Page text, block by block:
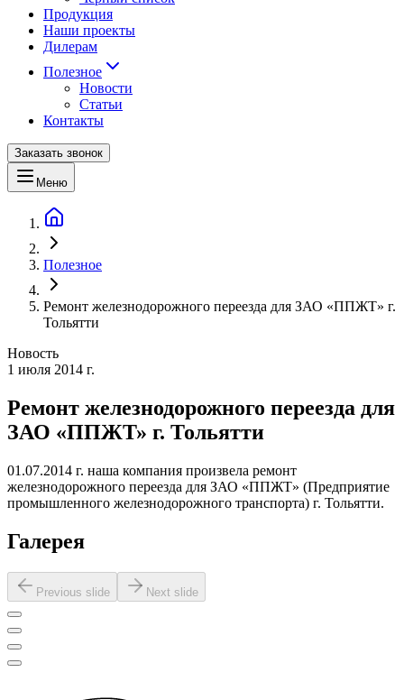
Продукция
Наши проекты
Дилерам
Полезное
Новости
Статьи
Контакты
Заказать звонок
Меню
Полезное
Ремонт железнодорожного переезда для ЗАО «ППЖТ» г.
Тольятти
Новость
1 июля 2014 г.
Ремонт железнодорожного переезда для
ЗАО «ППЖТ» г. Тольятти
01.07.2014 г. наша компания произвела ремонт
железнодорожного переезда для ЗАО «ППЖТ» (Предприятие
промышленного железнодорожного транспорта) г. Тольятти.
Галерея
Previous slide Next slide